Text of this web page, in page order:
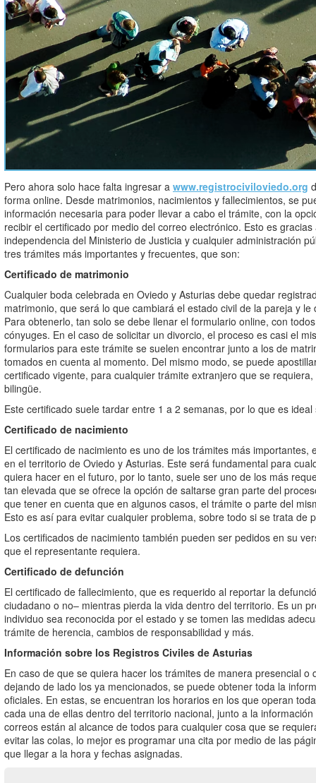
Pero ahora solo hace falta ingresar a www.registrociviloviedo.org
forma online. Desde matrimonios, nacimientos y fallecimientos, se
información necesaria para poder llevar a cabo el trámite, con la
recibir el certificado por medio del correo electrónico. Esto es
independencia del Ministerio de Justicia y cualquier administración
tres trámites más importantes y frecuentes, que son:
Certificado de matrimonio
Cualquier boda celebrada en Oviedo y Asturias debe quedar
matrimonio, que será lo que cambiará el estado civil de la pareja y
Para obtenerlo, tan solo se debe llenar el formulario online, con
cónyuges. En el caso de solicitar un divorcio, el proceso es casi el
formularios para este trámite se suelen encontrar junto a los de
tomados en cuenta al momento. Del mismo modo, se puede
certificado vigente, para cualquier trámite extranjero que se
bilingüe.
Este certificado suele tardar entre 1 a 2 semanas, por lo que es
Certificado de nacimiento
El certificado de nacimiento es uno de los trámites más
en el territorio de Oviedo y Asturias. Este será fundamental para
quiera hacer en el futuro, por lo tanto, suele ser uno de los más
tan elevada que se ofrece la opción de saltarse gran parte del
que tener en cuenta que en algunos casos, el trámite o parte del
Esto es así para evitar cualquier problema, sobre todo si se trata de
Los certificados de nacimiento también pueden ser pedidos en su
que el representante requiera.
Certificado de defunción
El certificado de fallecimiento, que es requerido al reportar la
ciudadano o no– mientras pierda la vida dentro del territorio. Es un
individuo sea reconocida por el estado y se tomen las medidas
trámite de herencia, cambios de responsabilidad y más.
Información sobre los Registros Civiles de Asturias
En caso de que se quiera hacer los trámites de manera presencial
dejando de lado los ya mencionados, se puede obtener toda la
oficiales. En estas, se encuentran los horarios en los que operan
cada una de ellas dentro del territorio nacional, junto a la
correos están al alcance de todos para cualquier cosa que se
evitar las colas, lo mejor es programar una cita por medio de las
que llegar a la hora y fechas asignadas.